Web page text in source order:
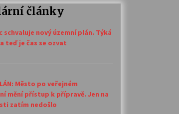
články
schvaluje nový územní plán. Týká
teď je čas se ozvat
Město po veřejném
mění přístup k přípravě. Jen na
zatím nedošlo